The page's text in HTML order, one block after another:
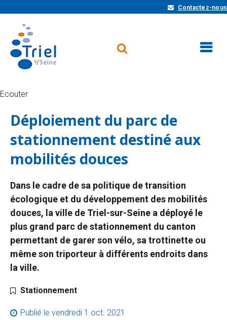
Contactez-nous
Ecouter
Déploiement du parc de
stationnement destiné aux
mobilités douces
Dans le cadre de sa politique de transition
écologique et du développement des mobilités
douces, la ville de Triel-sur-Seine a déployé le
plus grand parc de stationnement du canton
permettant de garer son vélo, sa trottinette ou
même son triporteur à différents endroits dans
la ville.
Catégorie :
Stationnement
Publié le vendredi 1 oct. 2021